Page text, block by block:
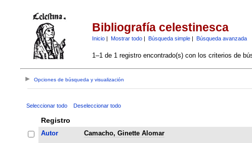
Bibliografía celestinesca
Inicio| Mostrar todo| Búsqueda simple| Búsqueda avanzada
1–1 de 1 registro encontrado(s) con los criterios de
Opciones de búsqueda y visualización
Seleccionar todo Deseleccionar todo
Registro
Autor
Camacho, Ginette Alomar